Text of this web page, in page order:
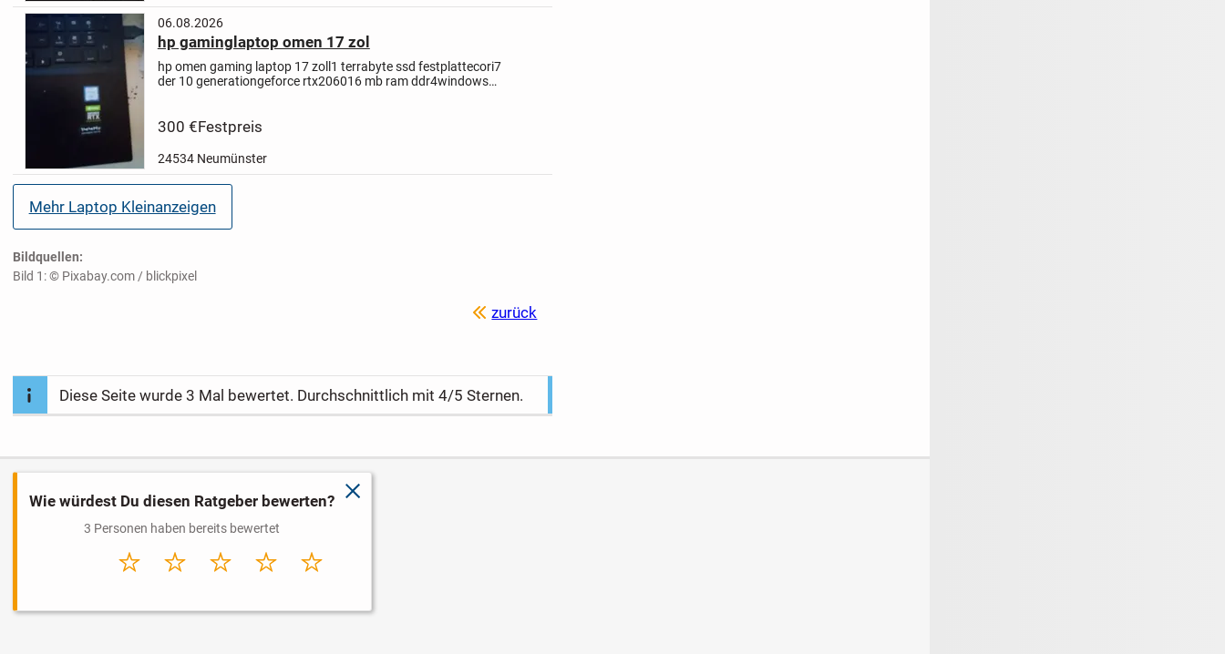
06.08.2026
hp gaminglaptop omen 17 zol
hp omen gaming laptop 17 zoll 1 terrabyte ssd festplattecori7
der 10 generationgeforce rtx206016 mb ram ddr4windows
300 €Festpreis
24534 Neumünster
Mehr Laptop Kleinanzeigen
Bildquellen:
Bild 1: © Pixabay.com / blickpixel
zurück
Diese Seite wurde 3 Mal bewertet. Durchschnittlich mit 4/5 Sternen.
schließen
Wie würdest Du diesen Ratgeber bewerten?
3 Personen haben bereits bewertet